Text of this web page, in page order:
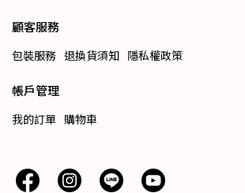
顧客服務
包裝服務 退換貨須知 隱私權政策
帳戶管理
我的訂單 購物車